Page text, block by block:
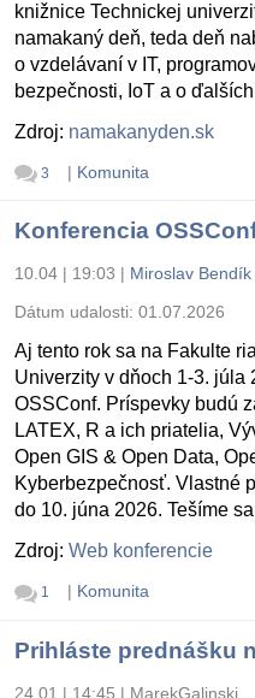
knižnice Technickej
namakaný deň, teda deň
o vzdelávaní v IT,
bezpečnosti, IoT a o
Zdroj: namakanyden.sk
3 | Komunita
Konferencia
10.04 | 19:03 | Miroslav Bendík
Dátum udalosti: 01.07.2026
Aj tento rok sa na Fakulte
Univerzity v dňoch 1-3.
OSSConf. Príspevky budú
LATEX, R a ich priatelia,
Open GIS & Open Data,
Kyberbezpečnosť. Vlastné
do 10. júna 2026. Tešíme
Zdroj: Web konferencie
1 | Komunita
Prihláste prednášku
24.01 | 14:45 | MarekGalinski